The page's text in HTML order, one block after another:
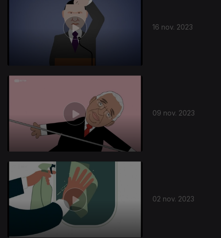
16 nov. 2023
09 nov. 2023
02 nov. 2023